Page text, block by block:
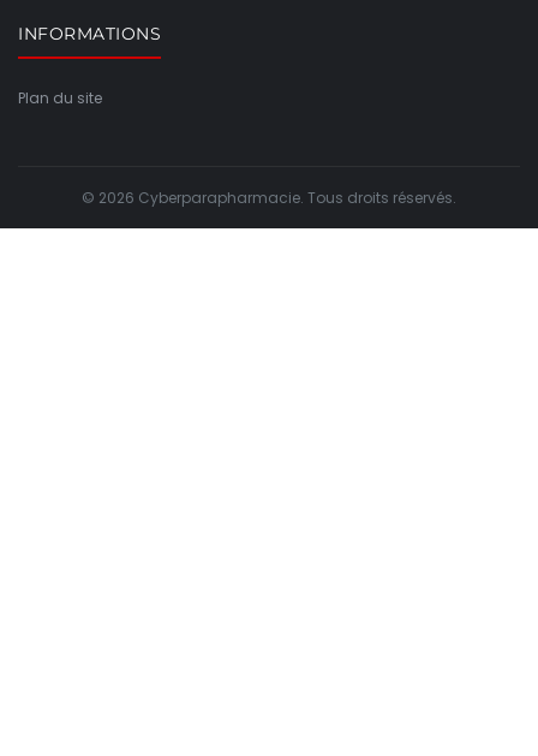
INFORMATIONS
Plan du site
© 2026 Cyberparapharmacie. Tous droits réservés.